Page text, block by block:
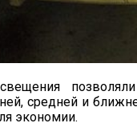
средней и
экономии.